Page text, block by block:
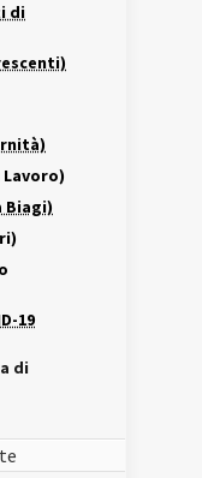
di
Lavoro)
Biagi)
19
di